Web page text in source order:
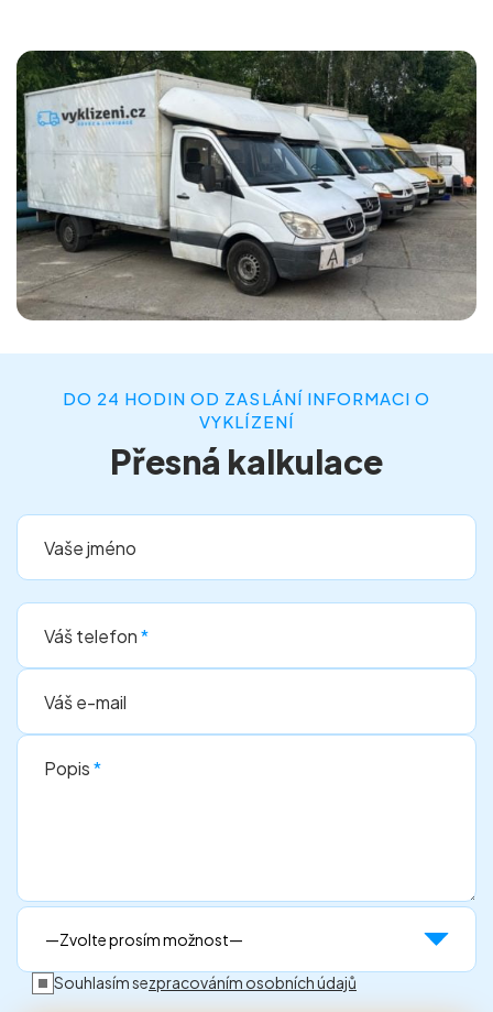
DO 24 HODIN OD ZASLÁNÍ INFORMACI O
VYKLÍZENÍ
Přesná kalkulace
Vaše jméno
Váš telefon*
Váš e-mail
Popis*
Souhlasím sezpracováním osobních údajů